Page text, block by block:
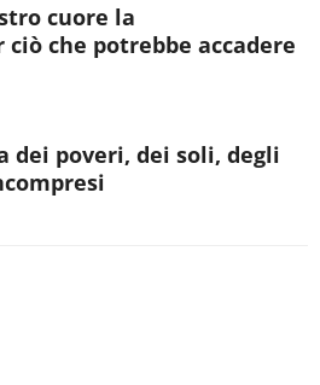
cuore la
ciò che potrebbe accadere
dei poveri, dei soli, degli